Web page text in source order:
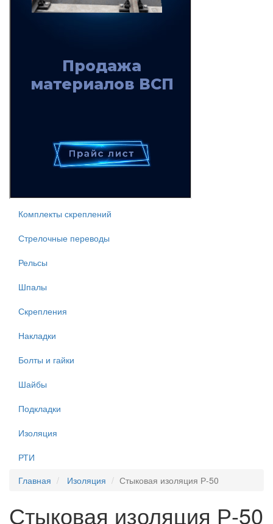
Комплекты скреплений
Стрелочные переводы
Рельсы
Шпалы
Скрепления
Накладки
Болты и гайки
Шайбы
Подкладки
Изоляция
РТИ
Главная
Изоляция Стыковая изоляция Р-50
Стыковая изоляция Р-50